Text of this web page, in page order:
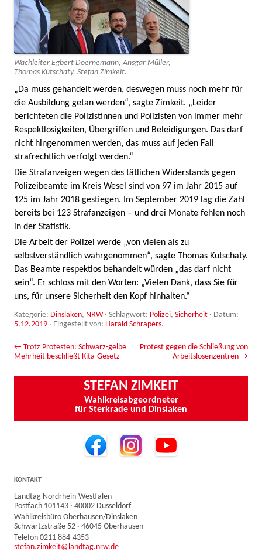
Wachleiter Egbert Doernemann, Ansgar Müller,
Thomas Kutschaty, Stefan Zimkeit.
„Da muss gehandelt werden, deswegen muss noch mehr für
die Ausbildung getan werden“, sagte Zimkeit. „Leider
berichteten die Polizistinnen und Polizisten von immer mehr
Respektlosigkeiten, Übergriffen und Beleidigungen. Das darf
nicht hingenommen werden, das muss auf jeden Fall
strafrechtlich verfolgt werden.“
Die Strafanzeigen wegen des tätlichen Widerstands gegen
Polizeibeamte im Kreis Wesel sind von 97 im Jahr 2015 auf
125 im Jahr 2018 gestiegen. Im September 2019 lag die Zahl
bereits bei 123 Strafanzeigen – und drei Monate fehlen noch
in der Statistik.
Die Arbeit der Polizei werde „von vielen als zu
selbstverständlich wahrgenommen“, sagte Thomas Kutschaty.
Das Beamte respektlos behandelt würden „das darf nicht
sein“. Er schloss mit den Worten: „Vielen Dank, dass Sie für
uns, für unsere Sicherheit den Kopf hinhalten.“
Kategorie: Dinslaken, NRW· Schlagwort: Polizei, Sicherheit · Datum:
5.12.2019 · Eingestellt von: Harald Schrapers.
Beitrags-Navigation
← Trotz Protesten: Schwarz-gelbe
Mehrheit beschließt Kita-Gesetz
Protest gegen die Schließung von
Arbeitslosenzentren →
STEFAN ZIMKEIT
Wahlkreisabgeordneter
für Sterkrade und Dinslaken
KONTAKT
Landtag Nordrhein-Westfalen
Postfach 101143 · 40002 Düsseldorf
Wahlkreisbüro Oberhausen/Dinslaken
Schwartzstraße 52 · 46045 Oberhausen
Telefon 0211 884-4353
stefan.zimkeit@landtag.nrw.de